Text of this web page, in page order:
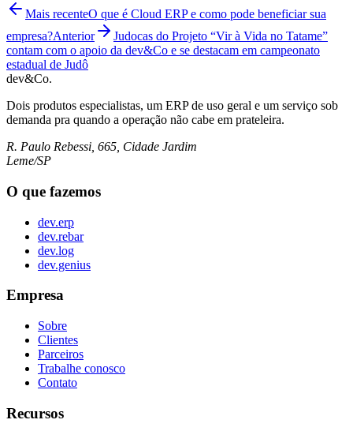
Mais recenteO que é Cloud ERP e como pode beneficiar sua
empresa?Anterior
Judocas do Projeto “Vir à Vida no Tatame”
contam com o apoio da dev&Co e se destacam em campeonato
estadual de Judô
dev&Co.
Dois produtos especialistas, um ERP de uso geral e um serviço sob
demanda pra quando a operação não cabe em prateleira.
R. Paulo Rebessi, 665, Cidade Jardim
Leme/SP
O que fazemos
dev.erp
dev.rebar
dev.log
dev.genius
Empresa
Sobre
Clientes
Parceiros
Trabalhe conosco
Contato
Recursos